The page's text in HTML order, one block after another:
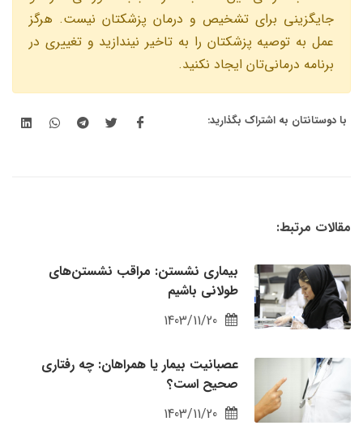
جايگزينى براى تشخيص و درمان پزشكتان نيست. هرگز
عمل به توصيه پزشكتان را به تاخير نيندازيد و تغييرى در
برنامه درمانی‌تان ايجاد نكنيد.
با دوستانتان به اشتراک بگذارید:
مقالات مرتبط:
بیماری نشستن: مراقب نشستن‌های
طولانی باشیم
1403/11/20
عصبانیت بیمار یا همراهان: چه رفتاری
صحیح است؟
1403/11/20